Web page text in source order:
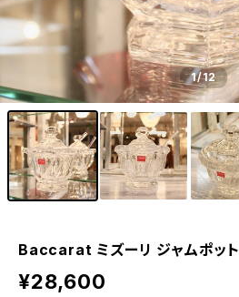
1/12
Baccarat ミズーリ ジャムポット
¥28,600